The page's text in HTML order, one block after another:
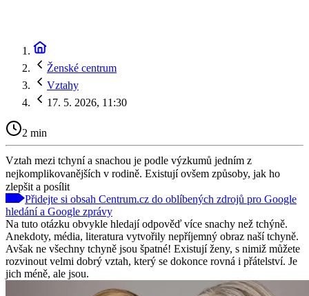
Ženské centrum
Vztahy
17. 5. 2026, 11:30
2 min
Vztah mezi tchyní a snachou je podle výzkumů jedním z
nejkomplikovanějších v rodině. Existují ovšem způsoby, jak ho
zlepšit a posílit
Přidejte si obsah Centrum.cz do oblíbených zdrojů pro Google
hledání a Google zprávy
Na tuto otázku obvykle hledají odpověď více snachy než tchýně.
Anekdoty, média, literatura vytvořily nepříjemný obraz naší tchyně.
Avšak ne všechny tchyně jsou špatné! Existují ženy, s nimiž můžete
rozvinout velmi dobrý vztah, který se dokonce rovná i přátelství. Je
jich méně, ale jsou.